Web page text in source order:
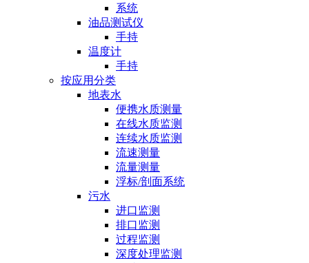
系统
油品测试仪
手持
温度计
手持
按应用分类
地表水
便携水质测量
在线水质监测
连续水质监测
流速测量
流量测量
浮标/剖面系统
污水
进口监测
排口监测
过程监测
深度处理监测